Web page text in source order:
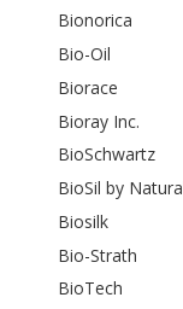
Bionorica
Bio-Oil
Biorace
Bioray Inc.
BioSchwartz
BioSil by
Biosilk
Bio-Strath
BioTech